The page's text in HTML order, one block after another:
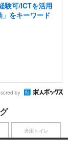
験可/ICTを活用
をキーワード
by
犬用トイレ